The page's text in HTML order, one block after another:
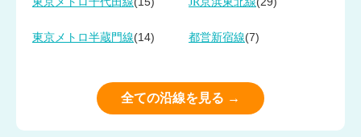
東京メトロ半蔵門線(14) 都営新宿線(7)
全ての沿線を見る →